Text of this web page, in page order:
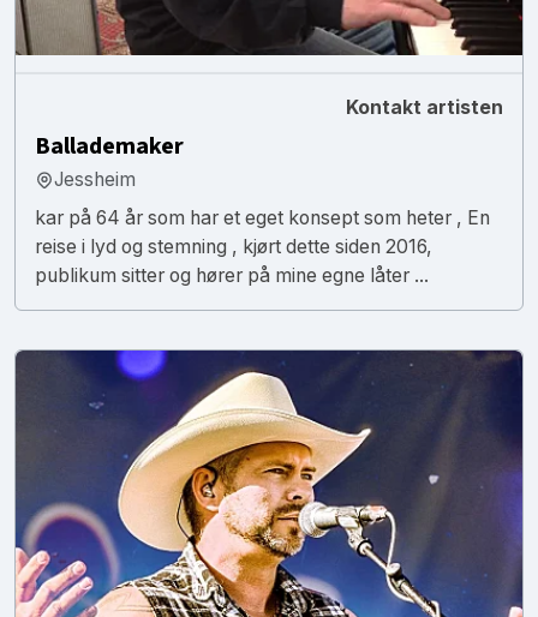
Kontakt artisten
Ballademaker
Jessheim
kar på 64 år som har et eget konsept som heter , En
reise i lyd og stemning , kjørt dette siden 2016,
publikum sitter og hører på mine egne låter ...